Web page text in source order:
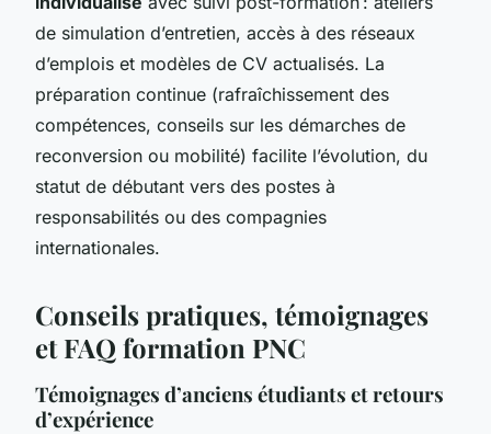
de simulation d’entretien, accès à des réseaux
d’emplois et modèles de CV actualisés. La
préparation continue (rafraîchissement des
compétences, conseils sur les démarches de
reconversion ou mobilité) facilite l’évolution, du
statut de débutant vers des postes à
responsabilités ou des compagnies
internationales.
Conseils pratiques, témoignages
et FAQ formation PNC
Témoignages d’anciens étudiants et retours
d’expérience